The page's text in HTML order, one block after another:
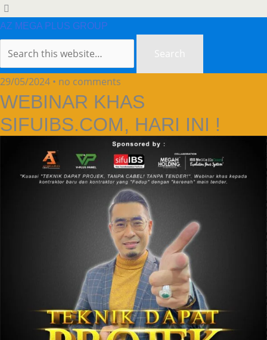
AZ MEGA PLUS GROUP
29/05/2024 • no comments
WEBINAR KHAS
SIFUIBS.COM, HARI INI !